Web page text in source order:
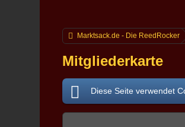
Marktsack.de - Die ReedRocker
Mitgliederkarte
Diese Seite verwendet